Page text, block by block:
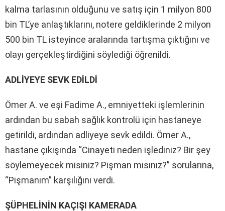
kalma tarlasının olduğunu ve satış için 1 milyon 800
bin TL’ye anlaştıklarını, notere geldiklerinde 2 milyon
500 bin TL isteyince aralarında tartışma çıktığını ve
olayı gerçekleştirdiğini söylediği öğrenildi.
ADLİYEYE SEVK EDİLDİ
Ömer A. ve eşi Fadime A., emniyetteki işlemlerinin
ardından bu sabah sağlık kontrolü için hastaneye
getirildi, ardından adliyeye sevk edildi. Ömer A.,
hastane çıkışında “Cinayeti neden işlediniz? Bir şey
söylemeyecek misiniz? Pişman mısınız?” sorularına,
“Pişmanım” karşılığını verdi.
ŞÜPHELİNİN KAÇIŞI KAMERADA